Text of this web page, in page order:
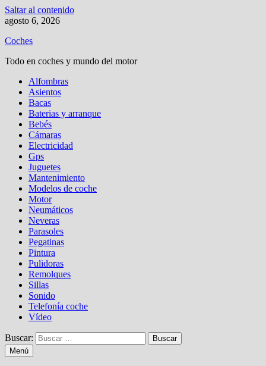
Saltar al contenido
agosto 6, 2026
Coches
Todo en coches y mundo del motor
Alfombras
Asientos
Bacas
Baterias y arranque
Bebés
Cámaras
Electricidad
Gps
Juguetes
Mantenimiento
Modelos de coche
Motor
Neumáticos
Neveras
Parasoles
Pegatinas
Pintura
Pulidoras
Remolques
Sillas
Sonido
Telefonía coche
Vídeo
Buscar:
Menú